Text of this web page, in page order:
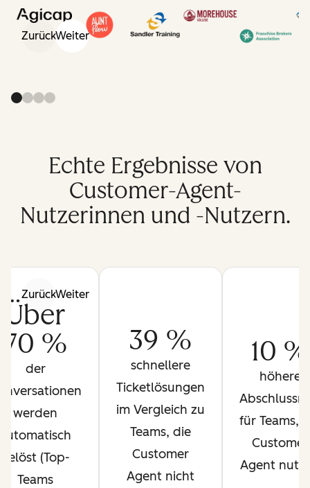
ZurückWeiter
Echte Ergebnisse von
Customer-Agent-
Nutzerinnen und -Nutzern.
ZurückWeiter
Über
70 %
der
werden
automatisch
gelöst (Top-
Teams
39 %
schnellere
Ticketlösungen
im Vergleich zu
Teams, die
Customer
Agent nicht
10 %
höhere
für Teams,
Customer
Agent